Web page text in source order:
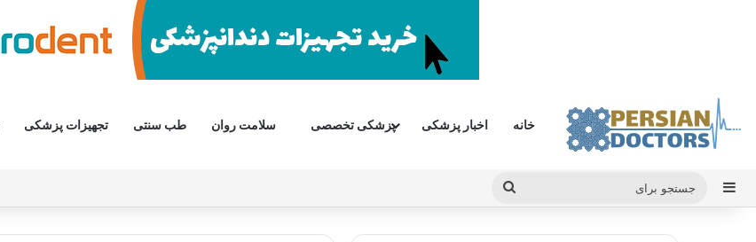
خانه اخبار پزشکی پزشکی تخصصی سلامت روان طب سنتی تجهیزات پزشکی
سایدبار